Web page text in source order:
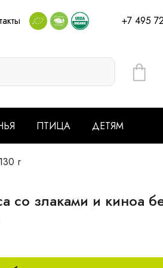
+7 495
ПТИЦА ДЕТЯМ
г
со злаками и киноа